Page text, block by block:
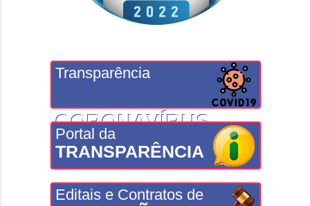
Transparência
CORONAVÍRUS
Portal da
TRANSPARÊNCIA
Editais e Contratos de